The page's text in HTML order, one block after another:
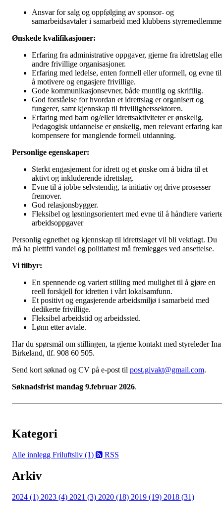
Ansvar for salg og oppfølging av sponsor- og
samarbeidsavtaler i samarbeid med klubbens
Ønskede kvalifikasjoner:
Erfaring fra administrative oppgaver, gjerne fra idrettslag
andre frivillige organisasjoner.
Erfaring med ledelse, enten formell eller uformell, og evne til
å motivere og engasjere frivillige.
Gode kommunikasjonsevner, både muntlig og skriftlig.
God forståelse for hvordan et idrettslag er organisert og
fungerer, samt kjennskap til frivillighetssektoren.
Erfaring med barn og/eller idrettsaktiviteter er ønskelig.
Pedagogisk utdannelse er ønskelig, men relevant erfaring
kompensere for manglende formell utdanning.
Personlige egenskaper:
Sterkt engasjement for idrett og et ønske om å bidra til et
aktivt og inkluderende idrettslag.
Evne til å jobbe selvstendig, ta initiativ og drive prosesser
fremover.
God relasjonsbygger.
Fleksibel og løsningsorientert med evne til å håndtere
arbeidsoppgaver
Personlig egnethet og kjennskap til idrettslaget vil bli vektlagt. Du
må ha plettfri vandel og politiattest må fremlegges ved ansettelse.
Vi tilbyr:
En spennende og variert stilling med mulighet til å gjøre en
reell forskjell for idretten i vårt lokalsamfunn.
Et positivt og engasjerende arbeidsmiljø i samarbeid med
dedikerte frivillige.
Fleksibel arbeidstid og arbeidssted.
Lønn etter avtale.
Har du spørsmål om stillingen, ta gjerne kontakt med styreleder Ina
Birkeland, tlf. 908 60 505.
Send kort søknad og CV på e-post til post.givakt@gmail.com.
Søknadsfrist mandag 9.februar 2026.
Kategori
Alle innlegg Friluftsliv (1) RSS
Arkiv
2024 (1) 2023 (4) 2021 (3) 2020 (18) 2019 (19) 2018 (31)